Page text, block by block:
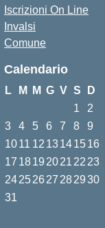
Iscrizioni On Line
Invalsi
Comune
Calendario
L M M G V S
D
1
2
3
4 5 6 7 8
9
1011 12 13141516
17 1819 2021 22 23
24252627 282930
31